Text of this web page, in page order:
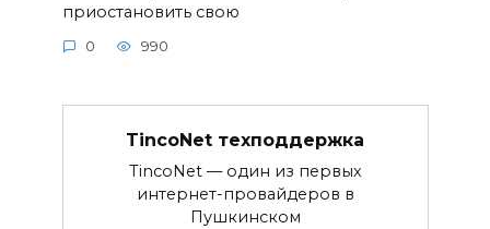
приостановить свою
0 990
TincoNet техподдержка
TincoNet — один из первых
интернет-провайдеров в
Пушкинском